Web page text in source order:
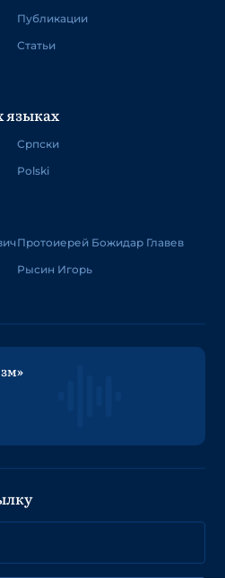
Публикации
Статьи
языках
Српски
Polski
Протоиерей Божидар Главев
Рысин Игорь